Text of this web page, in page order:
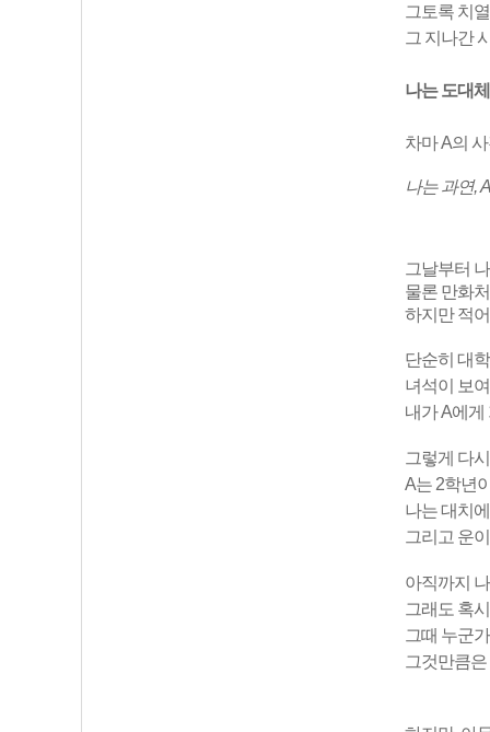
그토록 치
그 지나간
나는 도대
차마A의
나는 과연,
그날부터
물론 만화
하지만 적
단순히 대
녀석이 보
내가 A에게
그렇게 다
A는 2학년
나는 대치
그리고 운
아직까지
그래도 혹
그때 누군
그것만큼